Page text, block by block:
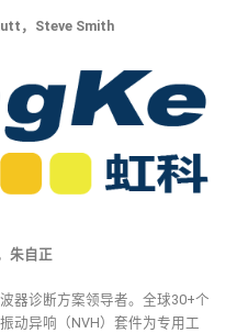
，Steve Smith
朱自正
器诊断方案领导者。全球30+个
动异响（NVH）套件为专用工